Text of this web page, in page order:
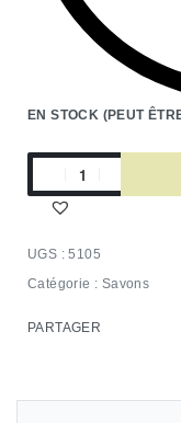
EN STOCK (PEUT
5105
Catégorie : Savons
PARTAGER